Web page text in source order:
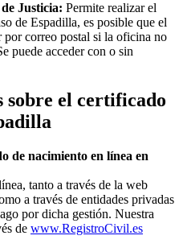
Justicia: Permite realizar el
de Espadilla, es posible que el
por correo postal si la oficina no
puede acceder con o sin
sobre el certificado
de nacimiento en línea en
tanto a través de la web
a través de entidades privadas
por dicha gestión. Nuestra
de www.RegistroCivil.es